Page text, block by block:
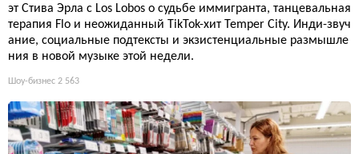
эт Стива Эрла с Los Lobos о судьбе иммигранта, танцевальная
терапия Flo и неожиданный TikTok-хит Temper City. Инди-звуч
ание, социальные подтексты и экзистенциальные размышле
ния в новой музыке этой недели.
Шоу-бизнес 2 563